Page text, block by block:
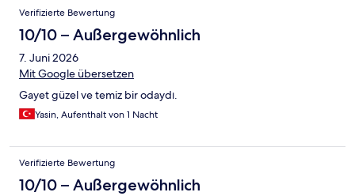
Verifizierte Bewertung
10/10 – Außergewöhnlich
7. Juni 2026
Mit Google übersetzen
Gayet güzel ve temiz bir odaydı.
Yasin, Aufenthalt von 1 Nacht
Verifizierte Bewertung
10/10 – Außergewöhnlich